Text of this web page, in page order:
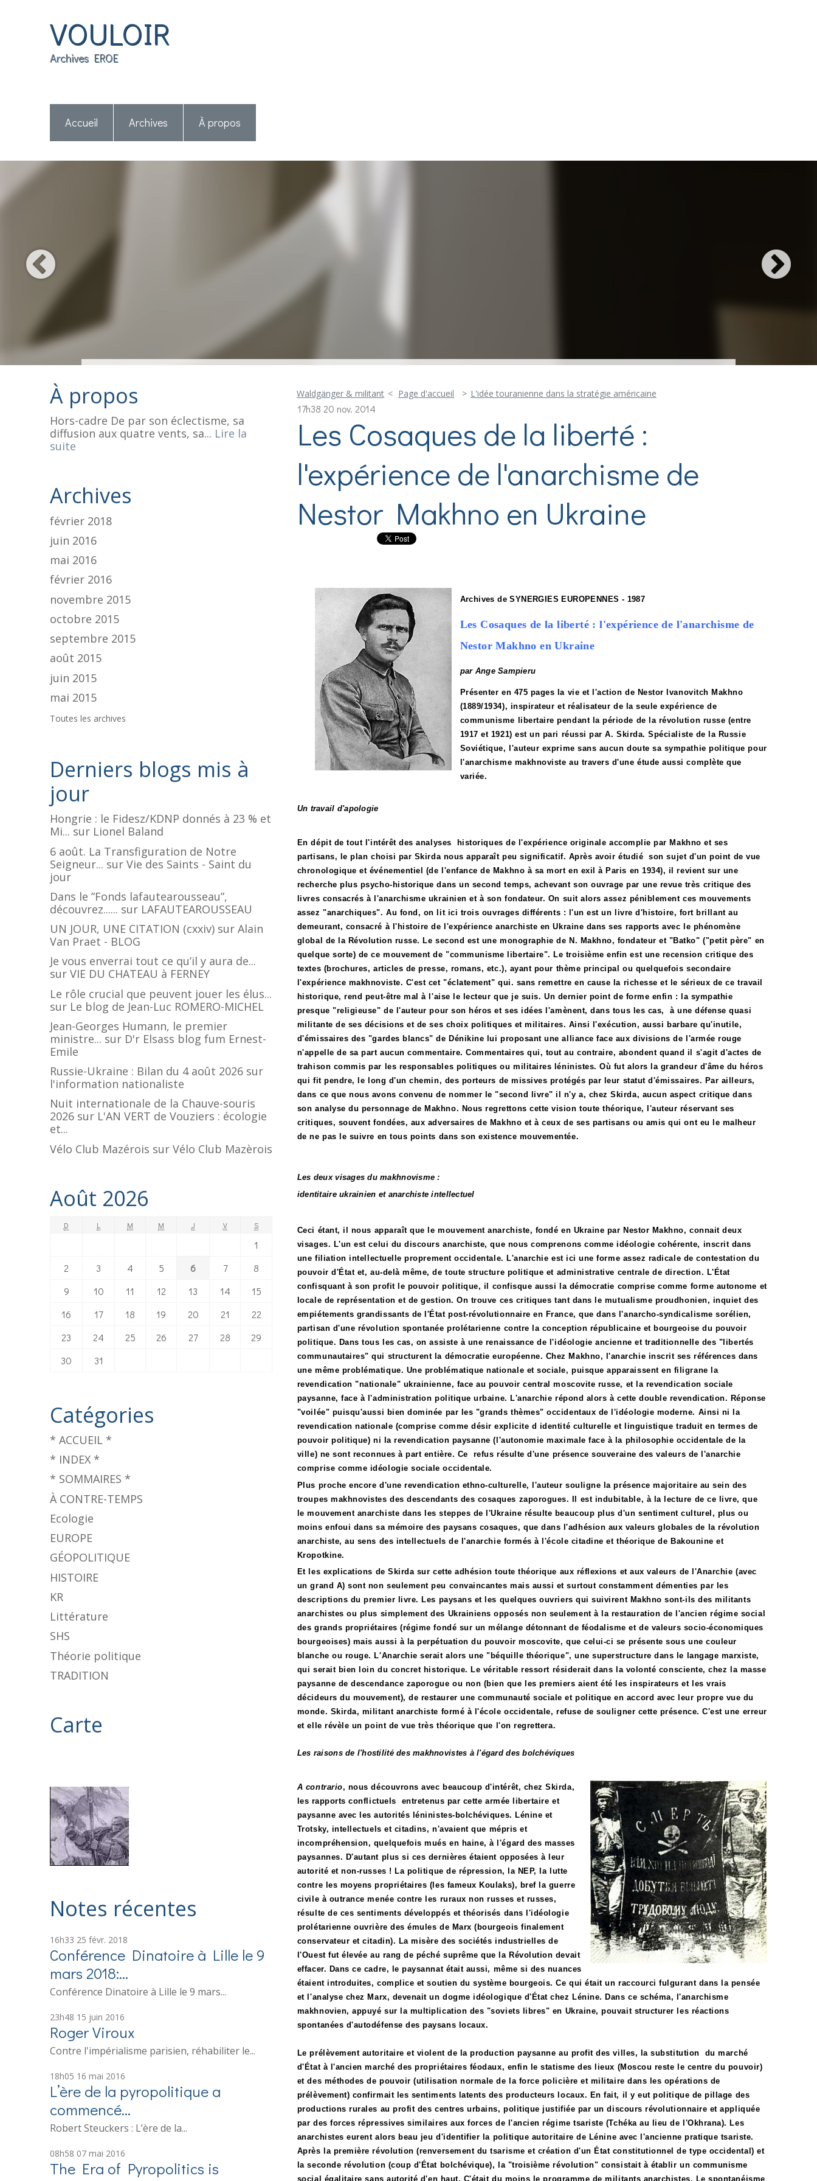
VOULOIR
Archives EROE
Accueil Archives À propos
À propos
Hors-cadre De par son éclectisme, sa
diffusion aux quatre vents, sa... Lire la
suite
Archives
février 2018
juin 2016
mai 2016
février 2016
novembre 2015
octobre 2015
septembre 2015
août 2015
juin 2015
mai 2015
Toutes les archives
Derniers blogs mis à
jour
Hongrie : le Fidesz/KDNP donnés à 23 % et
Mi... sur Lionel Baland
6 août. La Transfiguration de Notre
Seigneur... sur Vie des Saints - Saint du
jour
Dans le ”Fonds lafautearousseau”,
découvrez...... sur LAFAUTEAROUSSEAU
UN JOUR, UNE CITATION (cxxiv) sur Alain
Van Praet - BLOG
Je vous enverrai tout ce qu’il y aura de...
sur VIE DU CHATEAU à FERNEY
Le rôle crucial que peuvent jouer les élus...
sur Le blog de Jean-Luc ROMERO-MICHEL
Jean-Georges Humann, le premier
ministre... sur D'r Elsass blog fum Ernest-
Emile
Russie-Ukraine : Bilan du 4 août 2026 sur
l'information nationaliste
Nuit internationale de la Chauve-souris
2026 sur L'AN VERT de Vouziers : écologie
et...
Vélo Club Mazérois sur Vélo Club Mazèrois
Août 2026
D L M M J V S
1
2
3 4 5 6 7
8
9
10 11 12 13 14
15
16
17 18 19 20 21
22
23
24 25 26 27 28
29
30
31
Catégories
* ACCUEIL *
* INDEX *
* SOMMAIRES *
À CONTRE-TEMPS
Ecologie
EUROPE
GÉOPOLITIQUE
HISTOIRE
KR
Littérature
SHS
Théorie politique
TRADITION
Carte
Notes récentes
16h33 25 févr. 2018
Conférence Dinatoire à Lille le 9
mars 2018:...
Conférence Dinatoire à Lille le 9 mars...
23h48 15 juin 2016
Roger Viroux
Contre l'impérialisme parisien, réhabiliter le...
18h05 16 mai 2016
L’ère de la pyropolitique a
commencé…
Robert Steuckers : L’ère de la...
08h58 07 mai 2016
The Era of Pyropolitics is
Waldgänger & militant Page d'accueil L'idée touranienne dans la stratégie américaine
17h38 20 nov. 2014
Les Cosaques de la liberté :
l'expérience de l'anarchisme de
Nestor Makhno en Ukraine
Archives de SYNERGIES EUROPENNES - 1987
Les Cosaques de la liberté : l'expérience de l'anarchisme de
Nestor Makhno en Ukraine
par Ange Sampieru
Présenter en 475 pages la vie et l'action de Nestor lvanovitch Makhno
(1889/1934), inspirateur et réalisateur de la seule expérience de
communisme libertaire pendant la période de la révolution russe (entre
1917 et 1921) est un pari réussi par A. Skirda. Spécialiste de la Russie
Soviétique, l'auteur exprime sans aucun doute sa sympathie politique pour
l'anarchisme makhnoviste au travers d'une étude aussi complète que
variée.
Un travail d'apologie
En dépit de tout l'intérêt des analyses historiques de l'expérience originale accomplie par Makhno et ses
partisans, le plan choisi par Skirda nous apparaît peu significatif. Après avoir étudié son sujet d'un point de vue
chronologique et événementiel (de l'enfance de Makhno à sa mort en exil à Paris en 1934), il revient sur une
recherche plus psycho-historique dans un second temps, achevant son ouvrage par une revue très critique des
livres consacrés à l'anarchisme ukrainien et à son fondateur. On suit alors assez péniblement ces mouvements
assez "anarchiques". Au fond, on lit ici trois ouvrages différents : l'un est un livre d'histoire, fort brillant au
demeurant, consacré à l'histoire de l'expérience anarchiste en Ukraine dans ses rapports avec le phénomène
global de la Révolution russe. Le second est une monographie de N. Makhno, fondateur et "Batko" ("petit père" en
quelque sorte) de ce mouvement de "communisme libertaire". Le troisième enfin est une recension critique des
textes (brochures, articles de presse, romans, etc.), ayant pour thème principal ou quelquefois secondaire
l'expérience makhnoviste. C'est cet "éclatement" qui. sans remettre en cause la richesse et le sérieux de ce travail
historique, rend peut-être mal à l'aise le lecteur que je suis. Un dernier point de forme enfin : la sympathie
presque "religieuse" de l'auteur pour son héros et ses idées l'amènent, dans tous les cas, à une défense quasi
militante de ses décisions et de ses choix politiques et militaires. Ainsi l'exécution, aussi barbare qu'inutile,
d'émissaires des "gardes blancs" de Dénikine lui proposant une alliance face aux divisions de l'armée rouge
n'appelle de sa part aucun commentaire. Commentaires qui, tout au contraire, abondent quand il s'agit d'actes de
trahison commis par les responsables politiques ou militaires léninistes. Où fut alors la grandeur d'âme du héros
qui fit pendre, le long d'un chemin, des porteurs de missives protégés par leur statut d'émissaires. Par ailleurs,
dans ce que nous avons convenu de nommer le "second livre" il n'y a, chez Skirda, aucun aspect critique dans
son analyse du personnage de Makhno. Nous regrettons cette vision toute théorique, l'auteur réservant ses
critiques, souvent fondées, aux adversaires de Makhno et à ceux de ses partisans ou amis qui ont eu le malheur
de ne pas le suivre en tous points dans son existence mouvementée.
Les deux visages du makhnovisme :
identitaire ukrainien et anarchiste intellectuel
Ceci étant, il nous apparaît que le mouvement anarchiste, fondé en Ukraine par Nestor Makhno, connait deux
visages. L'un est celui du discours anarchiste, que nous comprenons comme idéologie cohérente, inscrit dans
une filiation intellectuelle proprement occidentale. L'anarchie est ici une forme assez radicale de contestation du
pouvoir d'État et, au-delà même, de toute structure politique et administrative centrale de direction. L'État
confisquant à son profit le pouvoir politique, il confisque aussi la démocratie comprise comme forme autonome et
locale de représentation et de gestion. On trouve ces critiques tant dans le mutualisme proudhonien, inquiet des
empiétements grandissants de l'État post-révolutionnaire en France, que dans l'anarcho-syndicalisme sorélien,
partisan d'une révolution spontanée prolétarienne contre la conception républicaine et bourgeoise du pouvoir
politique. Dans tous les cas, on assiste à une renaissance de l'idéologie ancienne et traditionnelle des "libertés
communautaires" qui structurent la démocratie européenne. Chez Makhno, l'anarchie inscrit ses références dans
une même problématique. Une problématique nationale et sociale, puisque apparaissent en filigrane la
revendication "nationale" ukrainienne, face au pouvoir central moscovite russe, et la revendication sociale
paysanne, face à l'administration politique urbaine. L'anarchie répond alors à cette double revendication. Réponse
"voilée" puisqu'aussi bien dominée par les "grands thèmes" occidentaux de l'idéologie moderne. Ainsi ni la
revendication nationale (comprise comme désir explicite d identité culturelle et linguistique traduit en termes de
pouvoir politique) ni la revendication paysanne (l'autonomie maximale face à la philosophie occidentale de la
ville) ne sont reconnues à part entière. Ce refus résulte d'une présence souveraine des valeurs de l'anarchie
comprise comme idéologie sociale occidentale.
Plus proche encore d'une revendication ethno-culturelle, l'auteur souligne la présence majoritaire au sein des
troupes makhnovistes des descendants des cosaques zaporogues. Il est indubitable, à la lecture de ce livre, que
le mouvement anarchiste dans les steppes de l'Ukraine résulte beaucoup plus d'un sentiment culturel, plus ou
moins enfoui dans sa mémoire des paysans cosaques, que dans l'adhésion aux valeurs globales de la révolution
anarchiste, au sens des intellectuels de l'anarchie formés à l'école citadine et théorique de Bakounine et
Kropotkine.
Et les explications de Skirda sur cette adhésion toute théorique aux réflexions et aux valeurs de l'Anarchie (avec
un grand A) sont non seulement peu convaincantes mais aussi et surtout constamment démenties par les
descriptions du premier livre. Les paysans et les quelques ouvriers qui suivirent Makhno sont-ils des militants
anarchistes ou plus simplement des Ukrainiens opposés non seulement à la restauration de l'ancien régime social
des grands propriétaires (régime fondé sur un mélange détonnant de féodalisme et de valeurs socio-économiques
bourgeoises) mais aussi à la perpétuation du pouvoir moscovite, que celui-ci se présente sous une couleur
blanche ou rouge. L'Anarchie serait alors une "béquille théorique", une superstructure dans le langage marxiste,
qui serait bien loin du concret historique. Le véritable ressort résiderait dans la volonté consciente, chez la masse
paysanne de descendance zaporogue ou non (bien que les premiers aient été les inspirateurs et les vrais
décideurs du mouvement), de restaurer une communauté sociale et politique en accord avec leur propre vue du
monde. Skirda, militant anarchiste formé à l'école occidentale, refuse de souligner cette présence. C'est une erreur
et elle révèle un point de vue très théorique que l'on regrettera.
Les raisons de l'hostilité des makhnovistes à l'égard des bolchéviques
A contrario, nous découvrons avec beaucoup d'intérêt, chez Skirda,
les rapports conflictuels entretenus par cette armée libertaire et
paysanne avec les autorités léninistes-bolchéviques. Lénine et
Trotsky, intellectuels et citadins, n'avaient que mépris et
incompréhension, quelquefois mués en haine, à l'égard des masses
paysannes. D'autant plus si ces dernières étaient opposées à leur
autorité et non-russes ! La politique de répression, la NEP, la lutte
contre les moyens propriétaires (les fameux Koulaks), bref la guerre
civile à outrance menée contre les ruraux non russes et russes,
résulte de ces sentiments développés et théorisés dans l'idéologie
prolétarienne ouvrière des émules de Marx (bourgeois finalement
conservateur et citadin). La misère des sociétés industrielles de
l'Ouest fut élevée au rang de péché suprême que la Révolution devait
effacer. Dans ce cadre, le paysannat était aussi, même si des nuances
étaient introduites, complice et soutien du système bourgeois. Ce qui était un raccourci fulgurant dans la pensée
et l'analyse chez Marx, devenait un dogme idéologique d'État chez Lénine. Dans ce schéma, l'anarchisme
makhnovien, appuyé sur la multiplication des "soviets libres" en Ukraine, pouvait structurer les réactions
spontanées d'autodéfense des paysans locaux.
Le prélèvement autoritaire et violent de la production paysanne au profit des villes, la substitution du marché
d'État à l'ancien marché des propriétaires féodaux, enfin le statisme des lieux (Moscou reste le centre du pouvoir)
et des méthodes de pouvoir (utilisation normale de la force policière et militaire dans les opérations de
prélèvement) confirmait les sentiments latents des producteurs locaux. En fait, il y eut politique de pillage des
productions rurales ­au profit des centres urbains, politique justifiée par un discours révolutionnaire et appliquée
par des forces répressives similaires aux forces de l'ancien régime tsariste (Tchéka au lieu de l'Okhrana). Les
anarchistes eurent alors beau jeu d'identifier la politique autoritaire de Lénine avec l'ancienne pratique tsariste.
Après la première révolution (renversement du tsarisme et création d'un État constitutionnel de type occidental) et
la seconde révolution (coup d'État bolchévique), la "troisième révolution" consistait à établir un communisme
social égalitaire sans autorité d'en haut. C'était du moins le programme de militants anarchistes. Le spontanéisme